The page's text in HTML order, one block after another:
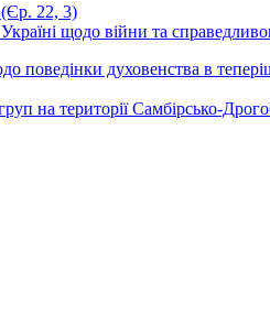
(Єр. 22, 3)
щодо війни та
духовенства в
на території Самбірсько-